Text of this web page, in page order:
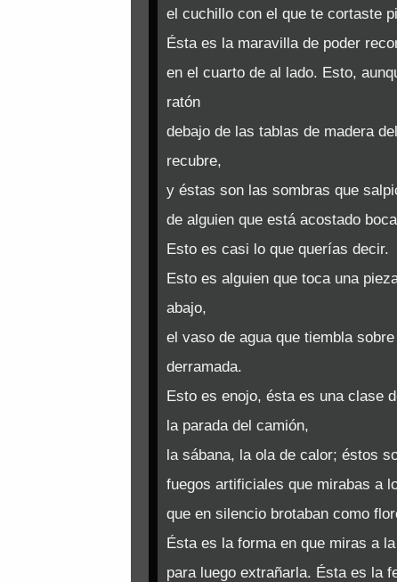
el cuchillo con el que te cortaste
Ésta es la maravilla de poder
en el cuarto de al lado. Esto,
ratón
debajo de las tablas de madera
recubre,
y éstas son las sombras que
de alguien que está acostado
Esto es casi lo que querías decir.
Esto es alguien que toca una
abajo,
el vaso de agua que tiembla
derramada.
Esto es enojo, ésta es una clase
la parada del camión,
la sábana, la ola de calor; éstos
fuegos artificiales que mirabas a
que en silencio brotaban como
Ésta es la forma en que miras a
para luego extrañarla. Ésta es la